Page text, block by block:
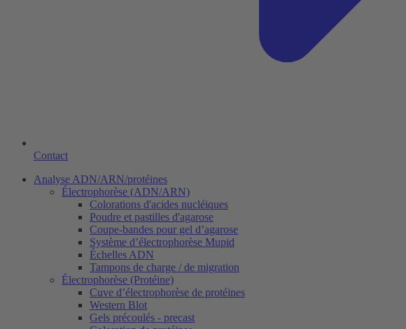
Contact
Analyse ADN/ARN/protéines
Électrophorèse (ADN/ARN)
Colorations d'acides nucléiques
Poudre et pastilles d'agarose
Coupe-bandes pour gel d’agarose
Système d’électrophorèse Mupid
Échelles ADN
Tampons de charge / de migration
Électrophorèse (Protéine)
Cuve d’électrophorèse de protéines
Western Blot
Gels précoulés - precast